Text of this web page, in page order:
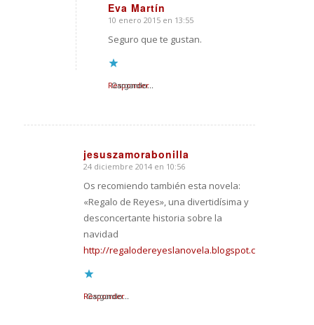
Eva Martín
Dice:
10 enero 2015 en 13:55
Seguro que te gustan.
Cargando...
Responder
jesuszamorabonilla
Dice:
24 diciembre 2014 en 10:56
Os recomiendo también esta novela:
«Regalo de Reyes», una divertidísima y
desconcertante historia sobre la
navidad
http://regalodereyeslanovela.blogspot.com/
Cargando...
Responder